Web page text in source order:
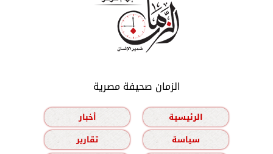
الزمان صحيفة مصرية
الرئيسية
أخبار
سياسة
تقارير